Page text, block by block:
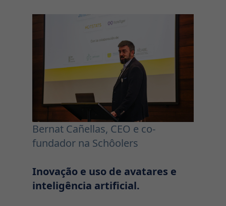
Bernat Cañellas, CEO e co-
fundador na Schôolers
Inovação e uso de avatares e
inteligência artificial.